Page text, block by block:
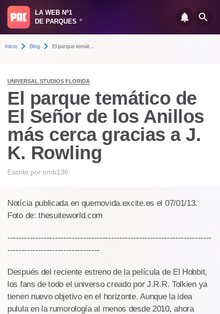
LA WEB Nº1
DE PARQUES
®
Inicio Blog El parque temát...
UNIVERSAL STUDIOS FLORIDA
El parque temático de
El Señor de los Anillos
más cerca gracias a J.
K. Rowling
Escrito por omb136
Notícia publicada en quemovida.excite.es el 07/01/13.
Foto de: thesuiteworld.com
-------------------------------------------------------------------------
---------------------------------
Después del reciente estreno de la película de El Hobbit,
los fans de todo el universo creado por J.R.R. Tolkien ya
tienen nuevo objetivo en el horizonte. Aunque la idea
pulula en la rumorología al menos desde 2010, ahora